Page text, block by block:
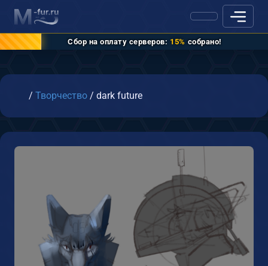
Сбор на оплату серверов: 15% собрано!
Главная
/ Творчество / dark future